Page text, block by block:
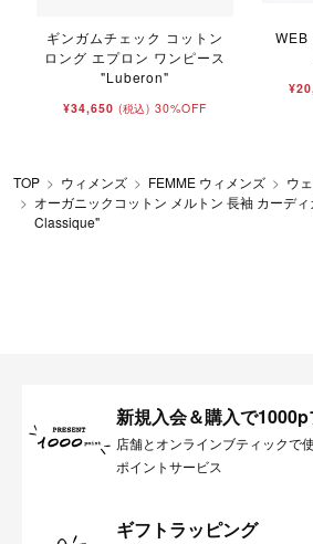
ギンガムチェック コットン
ロング エプロン ワンピース
"Luberon"
¥34,650 (税込) 30%OFF
WEB
TOP ウィメンズ FEMME ウィメンズ ウ
オーガニックコットン メルトン 長袖 カーデ
Classique"
新規入会＆購入で1000p
店舗とオンラインブティックで
ポイントサービス
ギフトラッピング